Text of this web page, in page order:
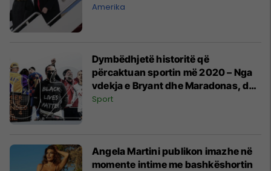
Amerika
Dymbëdhjetë historitë që
përcaktuan sportin më 2020 – Nga
vdekja e Bryant dhe Maradonas, deri
tek ndalimi i sportit dhe shpallja e
Sport
Angela Martini publikon imazhe në
momente intime me bashkëshortin